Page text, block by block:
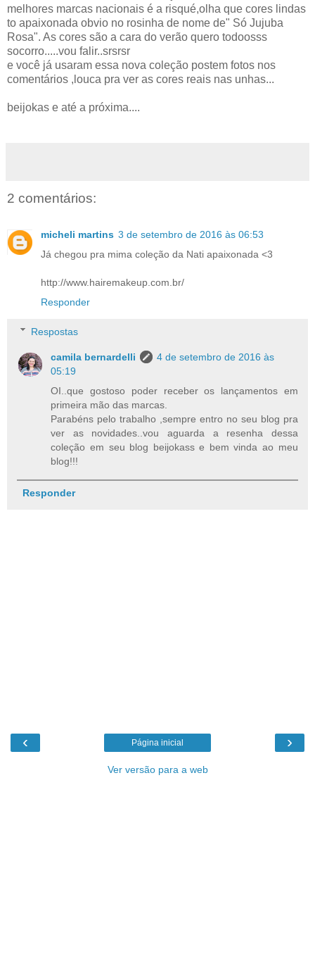
melhores marcas nacionais é a risqué,olha que cores lindas
to apaixonada obvio no rosinha de nome de" Só Jujuba
Rosa". As cores são a cara do verão quero todoosss
socorro.....vou falir..srsrsr
e você já usaram essa nova coleção postem fotos nos
comentários ,louca pra ver as cores reais nas unhas...
beijokas e até a próxima....
2 comentários:
micheli martins 3 de setembro de 2016 às 06:53
Já chegou pra mima coleção da Nati apaixonada <3
http://www.hairemakeup.com.br/
Responder
Respostas
camila bernardelli
4 de setembro de 2016 às
05:19
OI..que gostoso poder receber os lançamentos em
primeira mão das marcas.
Parabéns pelo trabalho ,sempre entro no seu blog pra
ver as novidades..vou aguarda a resenha dessa
coleção em seu blog beijokass e bem vinda ao meu
blog!!!
Responder
‹ ›
Página inicial
Ver versão para a web